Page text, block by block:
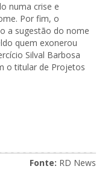
numa crise e
Por fim, o
a sugestão do nome
quem exonerou
Silval Barbosa
o titular de Projetos
Fonte: RD News